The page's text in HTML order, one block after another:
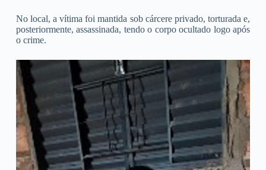
No local, a vítima foi mantida sob cárcere privado, torturada e,
posteriormente, assassinada, tendo o corpo ocultado logo após
o crime.